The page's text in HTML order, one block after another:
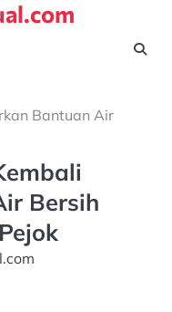
Bantuan Air
Bersih